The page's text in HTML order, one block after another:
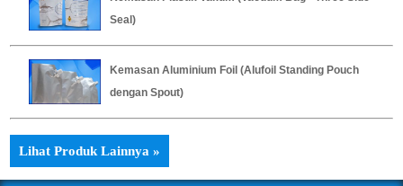
Seal)
Kemasan Aluminium Foil (Alufoil Standing Pouch
dengan Spout)
Lihat Produk Lainnya »